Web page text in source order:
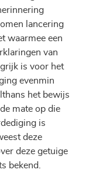
lancering
waarmee een
van
is voor het
evenmin
het bewijs
mate op die
is
deze
deze getuige
bekend.